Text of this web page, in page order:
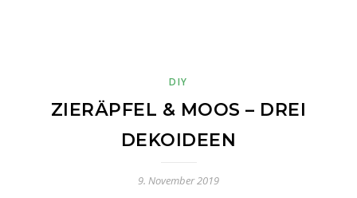
DIY
ZIERÄPFEL & MOOS – DREI
DEKOIDEEN
9. November 2019